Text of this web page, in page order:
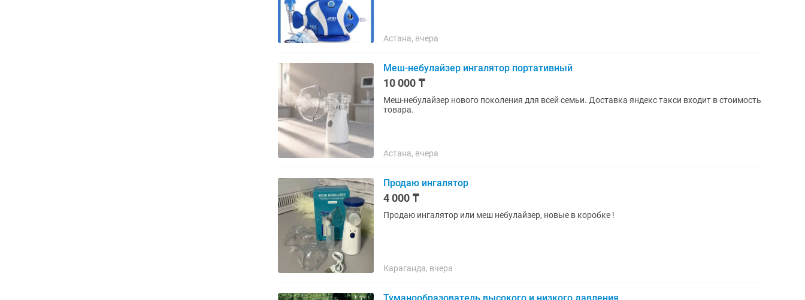
Астана, вчера
Меш-небулайзер ингалятор портативный
10 000 ₸
Меш-небулайзер нового поколения для всей семьи. Доставка яндекс такси входит в стоимость
товара.
Астана, вчера
Продаю ингалятор
4 000 ₸
Продаю ингалятор или меш небулайзер, новые в коробке !
Караганда, вчера